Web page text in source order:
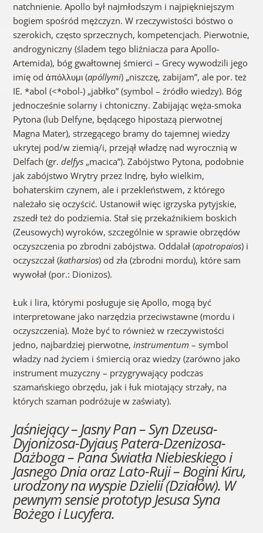
natchnienie. Apollo był najmłodszym i najpiękniejszym
bogiem spośród mężczyzn. W rzeczywistości bóstwo o
szerokich, często sprzecznych, kompetencjach. Pierwotnie,
androgyniczny (śladem tego bliźniacza para Apollo-
Artemida), bóg gwałtownej śmierci – Grecy wywodzili jego
imię od ἀπόλλυμι (apóllymi) „niszczę, zabijam”, ale por. też
IE. *abol (<*obol-) „jabłko” (symbol – źródło wiedzy). Bóg
jednocześnie solarny i chtoniczny. Zabijając węża-smoka
Pytona (lub Delfyne, będącego hipostazą pierwotnej
Magna Mater), strzegącego bramy do tajemnej wiedzy
ukrytej pod/w ziemią/i, przejął władzę nad wyrocznią w
Delfach (gr. delfys„macica”). Zabójstwo Pytona, podobnie
jak zabójstwo Wrytry przez Indrę, było wielkim,
bohaterskim czynem, ale i przekleństwem, z którego
należało się oczyścić. Ustanowił więc igrzyska pytyjskie,
zszedł też do podziemia. Stał się przekaźnikiem boskich
(Zeusowych) wyroków, szczególnie w sprawie obrzędów
oczyszczenia po zbrodni zabójstwa. Oddalał (apotropaios) i
oczyszczał (katharsios) od zła (zbrodni mordu), które sam
wywołał (por.: Dionizos).
Łuk i lira, którymi posługuje się Apollo, mogą być
interpretowane jako narzędzia przeciwstawne (mordu i
oczyszczenia). Może być to również w rzeczywistości
jedno, najbardziej pierwotne, instrumentum– symbol
władzy nad życiem i śmiercią oraz wiedzy (zarówno jako
instrument muzyczny – przygrywający podczas
szamańskiego obrzędu, jak i łuk miotający strzały, na
których szaman podróżuje w zaświaty).
Jaśniejący – Jasny Pan – Syn Dzeusa-
Dyjonizosa-Dyjaus Patera-Dzenizosa-
Dażboga – Pana Światła Niebieskiego i
Jasnego Dnia oraz Lato-Ruji – Bogini Kiru,
urodzony na wyspie Dzielii (Działów). W
pewnym sensie prototyp Jesusa Syna
Bożego i Lucyfera.